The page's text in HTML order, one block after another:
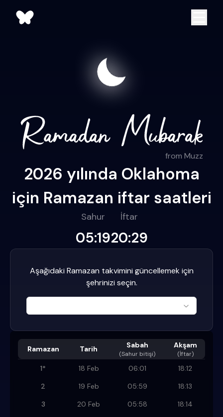
from Muzz
2026 yılında Oklahoma
için Ramazan iftar saatleri
Sahur
05:19
İftar
20:29
Aşağıdaki Ramazan takvimini güncellemek için
şehrinizi seçin.
Ramazan Tarih Sabah
(Sahur bitişi)
Akşam
(İftar)
1* 18 Feb 06:01
18:12
2
19 Feb 05:59
18:13
3
20 Feb 05:58
18:14